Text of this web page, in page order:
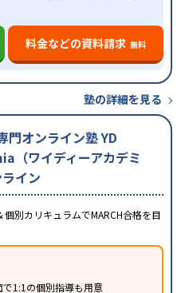
料金などの資料請求 無料
塾の詳細を見る
門オンライン塾 YD
（ワイディーアカデミ
イン
個別カリキュラムでMARCH合格を目
1:1の個別指導も用意